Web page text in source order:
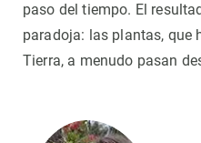
paso del tiempo. El
paradoja: las plantas, que
Tierra, a menudo pasan